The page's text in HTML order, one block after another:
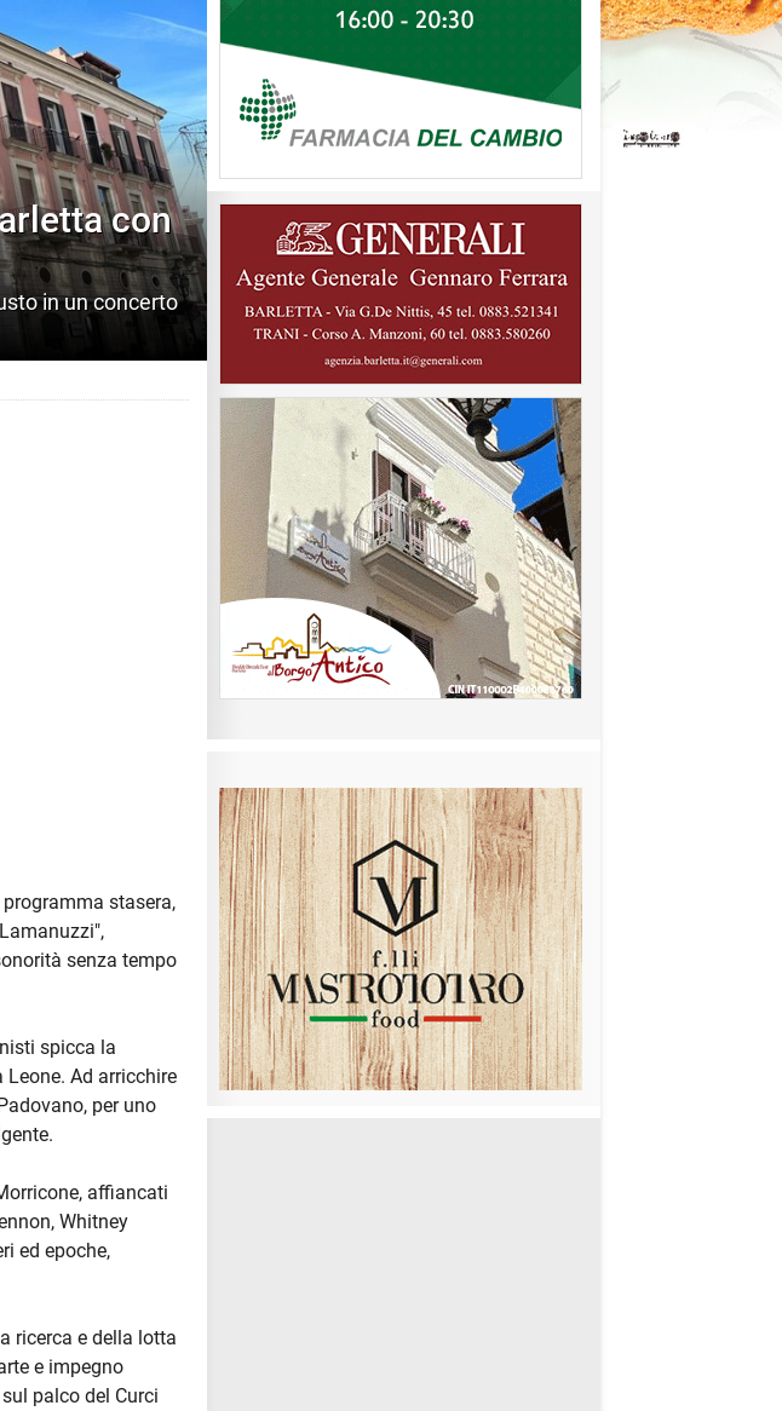
con
in un concerto
stasera,
senza tempo
spicca la
Ad arricchire
per uno
affiancati
Whitney
ed epoche,
ricerca e della lotta
e impegno
palco del Curci